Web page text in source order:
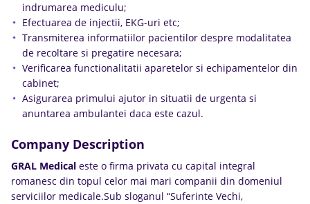
indrumarea mediculu;
Efectuarea de injectii, EKG-uri etc;
Transmiterea informatiilor pacientilor despre modalitatea
de recoltare si pregatire necesara;
Verificarea functionalitatii aparetelor si echipamentelor din
cabinet;
Asigurarea primului ajutor in situatii de urgenta si
anuntarea ambulantei daca este cazul.
Company Description
GRAL Medical este o firma privata cu capital integral
romanesc din topul celor mai mari companii din domeniul
serviciilor medicale.Sub sloganul “Suferinte Vechi,